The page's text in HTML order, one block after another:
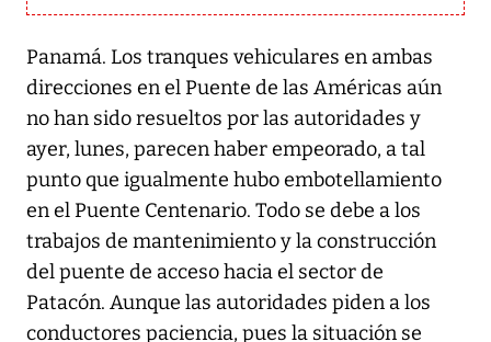
Panamá. Los tranques vehiculares en ambas
direcciones en el Puente de las Américas aún
no han sido resueltos por las autoridades y
ayer, lunes, parecen haber empeorado, a tal
punto que igualmente hubo embotellamiento
en el Puente Centenario. Todo se debe a los
trabajos de mantenimiento y la construcción
del puente de acceso hacia el sector de
Patacón. Aunque las autoridades piden a los
conductores paciencia, pues la situación se